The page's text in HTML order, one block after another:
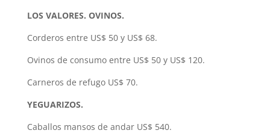
LOS VALORES. OVINOS.
Corderos entre US$ 50 y US$ 68.
Ovinos de consumo entre US$ 50 y US$ 120.
Carneros de refugo US$ 70.
YEGUARIZOS.
Caballos mansos de andar US$ 540.